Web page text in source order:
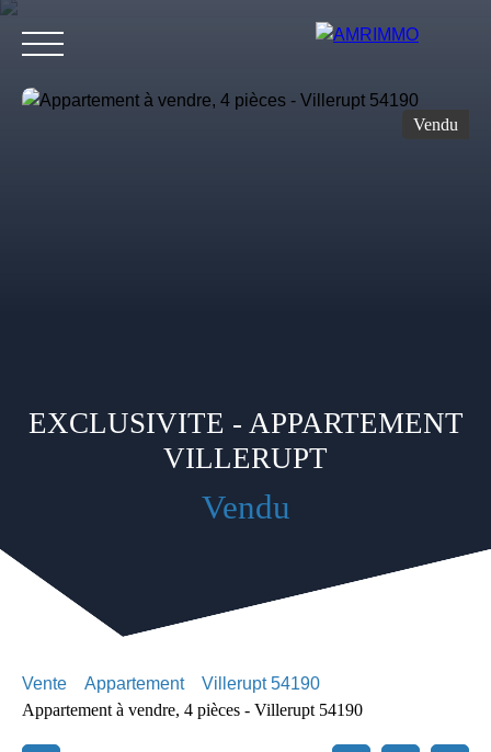
Vendu
EXCLUSIVITE - APPARTEMENT
VILLERUPT
Vendu
Vente Appartement
Villerupt 54190
Appartement à vendre, 4 pièces - Villerupt 54190